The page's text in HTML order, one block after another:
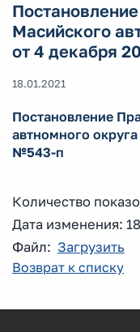
Масийского
от 4 декабря
18.01.2021
Постановление
автномного
№543-п
Количество
Дата изменения:
Файл: Загрузить
Возврат к списку